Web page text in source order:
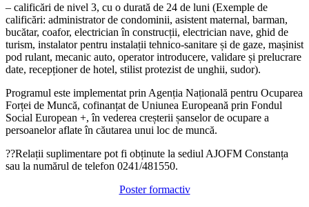
– calificări de nivel 3, cu o durată de 24 de luni (Exemple de
calificări: administrator de condominii, asistent maternal, barman,
bucătar, coafor, electrician în construcții, electrician nave, ghid de
turism, instalator pentru instalații tehnico-sanitare și de gaze, mașinist
pod rulant, mecanic auto, operator introducere, validare și prelucrare
date, recepționer de hotel, stilist protezist de unghii, sudor).
Programul este implementat prin Agenția Națională pentru Ocuparea
Forței de Muncă, cofinanțat de Uniunea Europeană prin Fondul
Social European +, în vederea creșterii șanselor de ocupare a
persoanelor aflate în căutarea unui loc de muncă.
??Relații suplimentare pot fi obținute la sediul AJOFM Constanța
sau la numărul de telefon 0241/481550.
Poster formactiv